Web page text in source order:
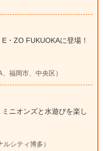
・ZO FUKUOKAに登場！
福岡市、中央区）
ニオンズと水遊びを楽し
シティ博多）